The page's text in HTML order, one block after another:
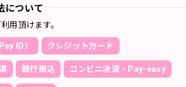
について
用頂けます。
ID） クレジットカード
銀行振込 コンビニ決済・Pay-easy